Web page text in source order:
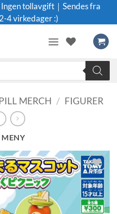
tollavgift｜Sendes fra
4 virkedager :)
MERCH / FIGURER
MENY
Legg til i
ønskeliste